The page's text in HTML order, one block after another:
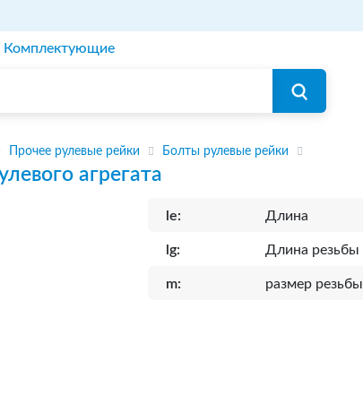
Комплектующие
Прочее рулевые рейки Болты рулевые рейки
агрегата
le: Длина
lg: Длина резьбы
m: размер резьбы